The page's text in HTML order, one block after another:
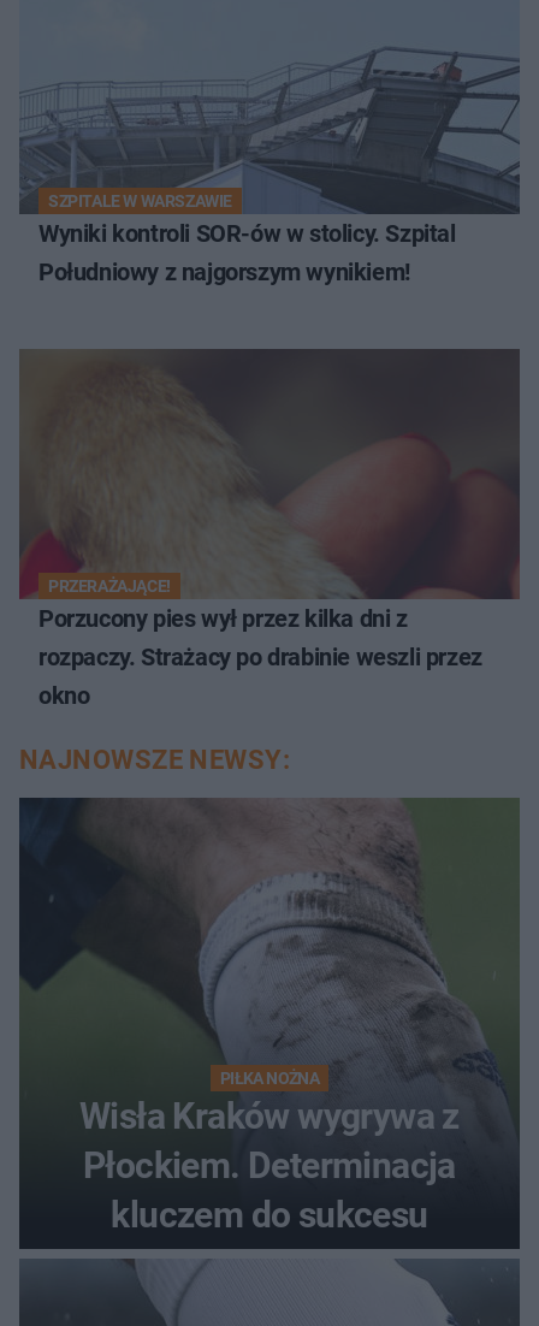
SZPITALE W WARSZAWIE
Wyniki kontroli SOR-ów w stolicy. Szpital
Południowy z najgorszym wynikiem!
PRZERAŻAJĄCE!
Porzucony pies wył przez kilka dni z
rozpaczy. Strażacy po drabinie weszli przez
okno
NAJNOWSZE NEWSY:
PIŁKA NOŻNA
Wisła Kraków wygrywa z
Płockiem. Determinacja
kluczem do sukcesu